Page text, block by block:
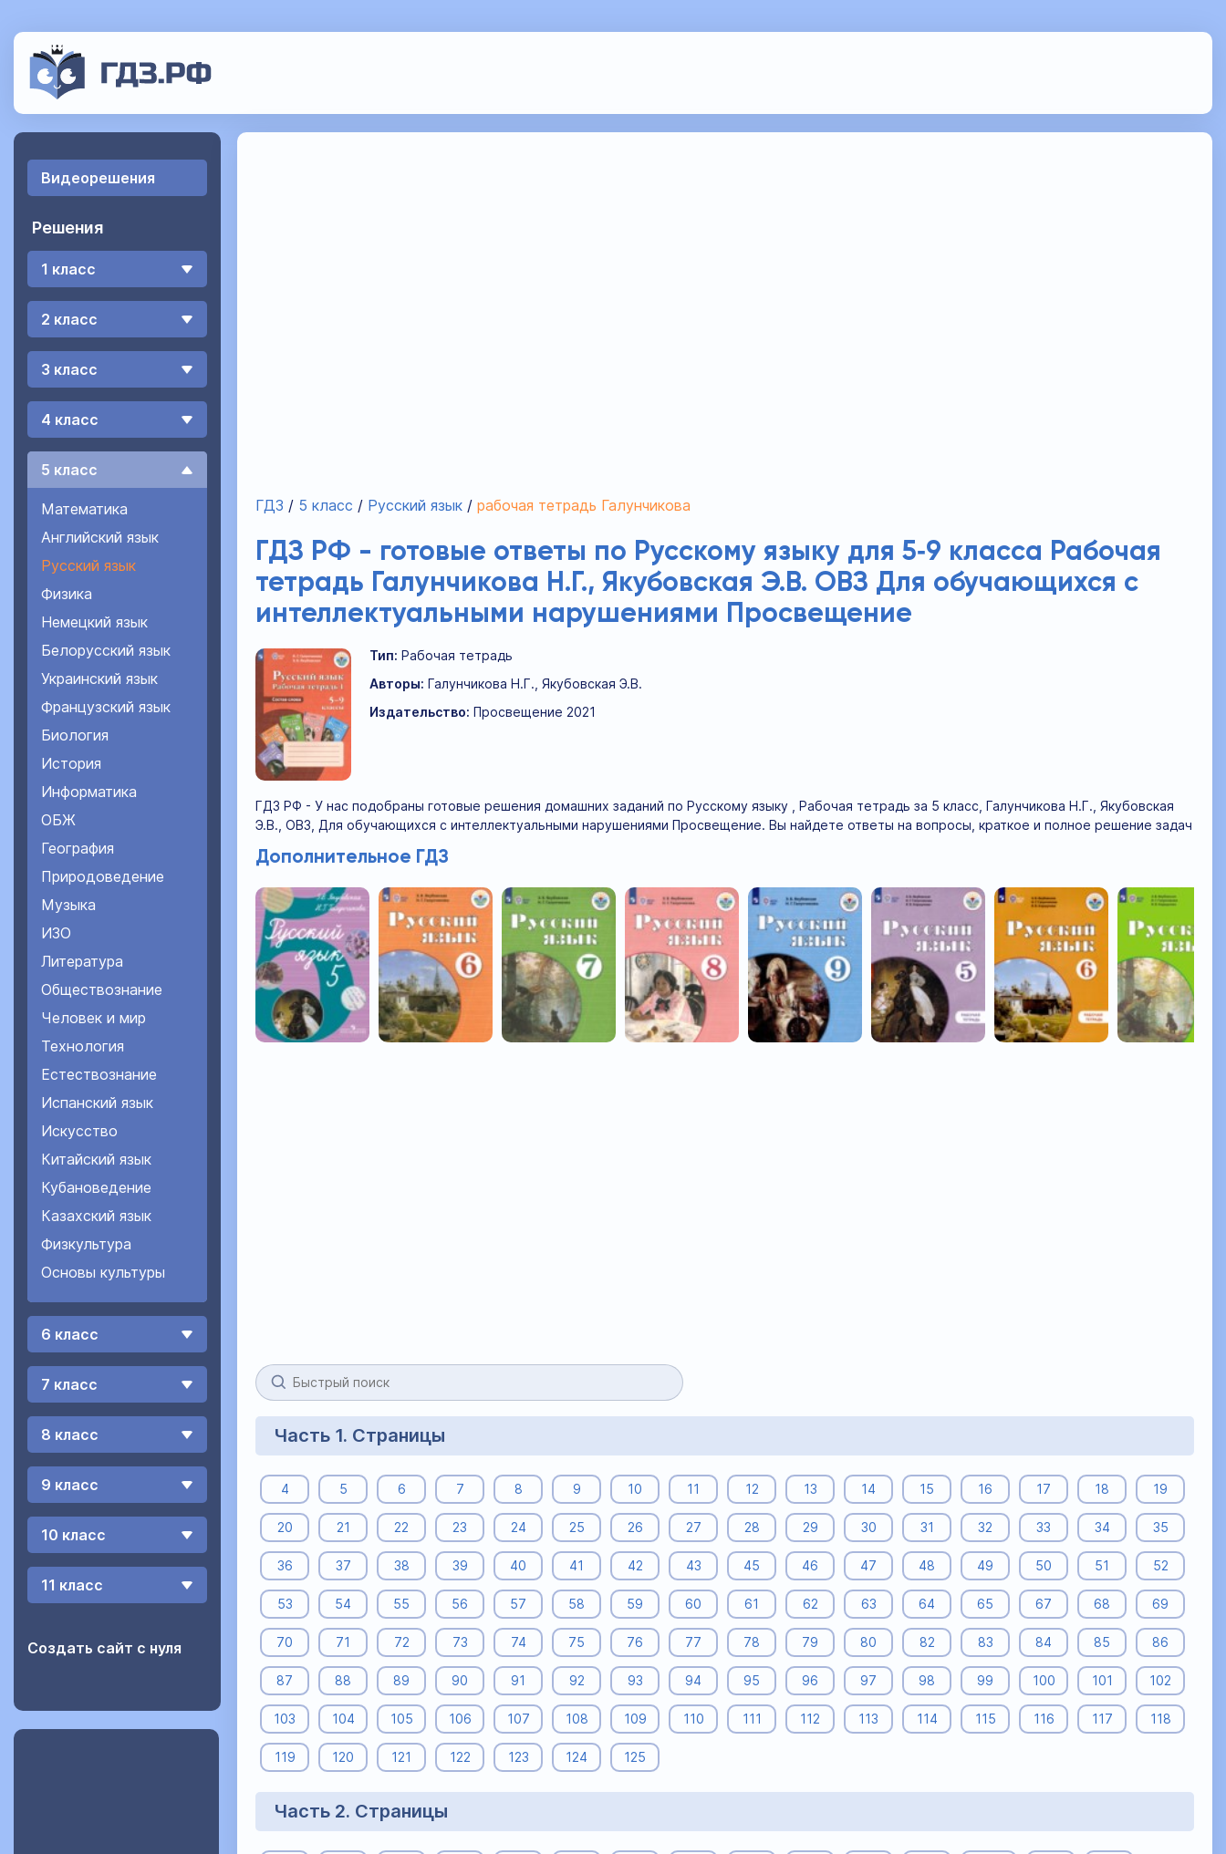
Видеорешения
Решения
1 класс
2 класс
3 класс
4 класс
5 класс
Математика
Английский язык
Русский язык
Физика
Немецкий язык
Белорусский язык
Украинский язык
Французский язык
Биология
История
Информатика
ОБЖ
География
Природоведение
Музыка
ИЗО
Литература
Обществознание
Человек и мир
Технология
Естествознание
Испанский язык
Искусство
Китайский язык
Кубановедение
Казахский язык
Физкультура
Основы культуры
6 класс
7 класс
8 класс
9 класс
10 класс
11 класс
Создать сайт с нуля
ГДЗ 5 класс Русский язык рабочая тетрадь Галунчикова
ГДЗ РФ - готовые ответы по Русскому языку для 5‐9 класса Рабочая
тетрадь Галунчикова Н.Г., Якубовская Э.В. ОВЗ Для обучающихся с
интеллектуальными нарушениями Просвещение
Тип: Рабочая тетрадь
Авторы: Галунчикова Н.Г., Якубовская Э.В.
Издательство: Просвещение 2021
ГДЗ РФ - У нас подобраны готовые решения домашних заданий по Русскому языку , Рабочая тетрадь за 5 класс, Галунчикова Н.Г., Якубовская
Э.В., ОВЗ, Для обучающихся с интеллектуальными нарушениями Просвещение. Вы найдете ответы на вопросы, краткое и полное решение задач
Дополнительное ГДЗ
Часть 1. Страницы
4 5 6 7 8 9 10 11 12 13 14 15 16 17 18 19
20 21 22 23 24 25 26 27 28 29 30 31 32 33 34 35
36 37 38 39 40 41 42 43 45 46 47 48 49 50 51 52
53 54 55 56 57 58 59 60 61 62 63 64 65 67 68 69
70 71 72 73 74 75 76 77 78 79 80 82 83 84 85 86
87 88 89 90 91 92 93 94 95 96 97 98 99 100 101 102
103 104 105 106 107 108 109 110 111 112 113 114 115 116 117 118
119 120 121 122 123 124 125
Часть 2. Страницы